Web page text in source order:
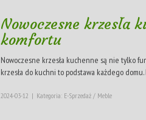
Nowoczesne krzesła
komfortu
Nowoczesne krzesła kuchenne są nie tylko
krzesła do kuchni to podstawa każdego
2024-03-12 | Kategoria: E-Sprzedaż / Meble